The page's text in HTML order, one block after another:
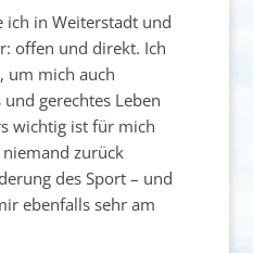
ich in Weiterstadt und
offen und direkt. Ich
um mich auch
gerechtes Leben
wichtig ist für mich
zurück
des Sport – und
ebenfalls sehr am